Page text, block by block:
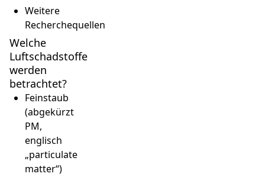
Weitere
Recherchequellen
Welche
Luftschadstoffe
werden
betrachtet?
Feinstaub
(abgekürzt
PM,
englisch
„particulate
matter“)